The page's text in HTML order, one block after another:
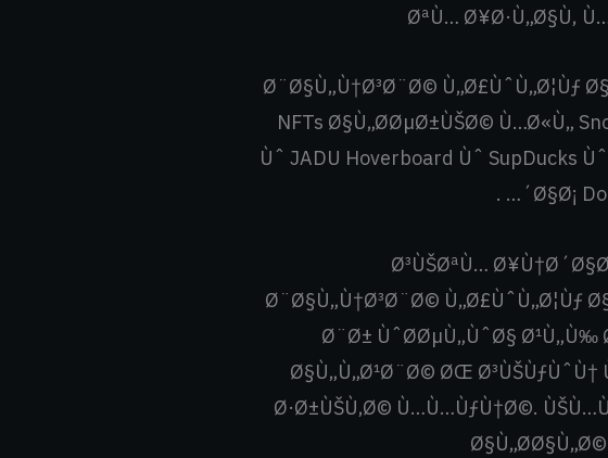
ØªÙ… Ø¥Ø·Ù„Ø§Ù‚
Ø¨Ø§Ù„Ù†Ø³Ø¨Ø© Ù„Ø£ÙˆÙ„Ø¦Ùƒ
NFTs Ø§Ù„Ø­ØµØ±ÙŠØ© Ù…Ø«Ù„
Ùˆ JADU Hoverboard Ùˆ SupDucks
´Ø§Ø¡
Ø³ÙŠØªÙ…
Ø¨Ø§Ù„Ù†Ø³Ø¨Ø© Ù„Ø£ÙˆÙ„Ø¦Ùƒ
Ø¨Ø± ÙˆØ­ØµÙ„ÙˆØ§ Ø¹Ù„Ù‰
Ø§Ù„Ù„Ø¹Ø¨Ø© ØŒ Ø³ÙŠÙƒÙˆÙ†
Ø·Ø±ÙŠÙ‚Ø© Ù…Ù…ÙƒÙ†Ø©.